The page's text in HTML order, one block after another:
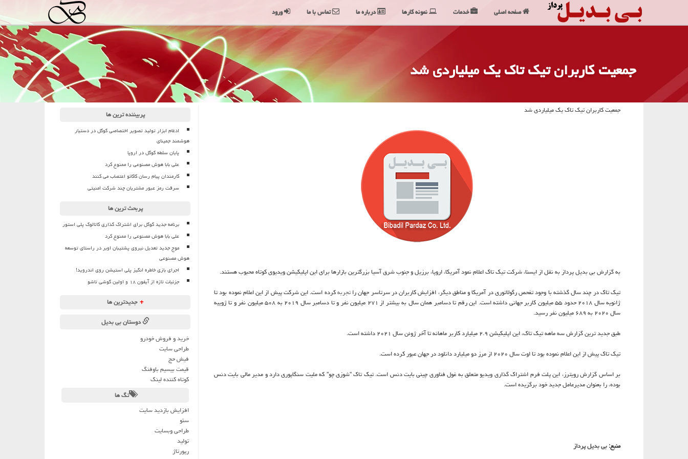
جمعیت کاربران تیک تاک یک میلیاردی شد
جمعیت کاربران تیک تاک یک میلیاردی شد
به گزارش بی بدیل پرداز به نقل از ایسنا، شرکت تیک تاک اعلام نمود آمریکا، اروپا، برزیل و جنوب شرق آسیا بزرگترین بازارها برای این اپلیکیشن ویدیوی کوتاه محبوب هستند.
تیک تاک در چند سال گذشته با وجود تفحص رگولاتوری در آمریکا و مناطق دیگر، افزایش کاربران در سرتاسر جهان راتجربهکرده است. این شرکت پیش از این اعلام نموده بود تا
ژانویه سال ۲۰۱۸ حدود ۵۵ میلیون کاربر جهانی داشته است. این رقم تا دسامبر همان سال به بیشتر از ۲۷۱ میلیون نفر و تا دسامبر سال ۲۰۱۹ به ۵۰۸ میلیون نفر و تا ژوییه
سال ۲۰۲۰ به ۶۸۹ میلیون نفر رسید.
طبق جدید ترین گزارش سه ماهه تیک تاک، این اپلیکیشن ۲.۹ میلیارد کاربر ماهانه تا آخر ژوئن سال ۲۰۲۱ داشته است.
تیک تاک پیش از این اعلام نموده بود تا اوت سال ۲۰۲۰ از مرز دو میلیارد دانلود در جهان عبور کرده است.
بر اساس گزارش رویترز، این پلت فرم اشتراک گذاری ویدیو متعلق به غول فناوری چینی بایت دنس است. تیک تاک "شوزی چو" که ملیت سنگاپوری دارد و مدیر مالی بایت دنس
بوده، را بعنوان مدیرعامل جدید خود برگزیده است.
منبع:بی بدیل پرداز
پربیننده ترین ها
ادغام ابزار تولید تصویر اختصاصی گوگل در دستیار
هوشمند جمینای
پایان سلطه گوگل در اروپا
علی بابا هوش مصنوعی را ممنوع کرد
کارمندان پیام رسان کاکائو اعتصاب می کنند
سرقت رمز عبور مشتریان چند شرکت امنیتی
پربحث ترین ها
برنامه جدید گوگل برای اشتراک گذاری کاتالوگ پلی استور
علی بابا هوش مصنوعی را ممنوع کرد
موج جدید تعدیل نیروی پشتیبان اوبر در راستای توسعه
هوش مصنوعی
اجرای بازی خاطره انگیز پلی استیشن روی اندروید!
جزئیات تازه از آیفون ۱۸ و اولین گوشی تاشو
+ جدیدترین ها
دوستان بی بدیل
خرید و فروش خودرو
طراحی سایت
فیش حج
قیمت بیسیم باوفنگ
کوتاه کننده لینک
تگ ها
افزایش بازدید سایت
سئو
طراحی وبسایت
تولید
رپورتاژ
صفحه اصلی خدمات نمونه کارها درباره ما تماس با ما ورود